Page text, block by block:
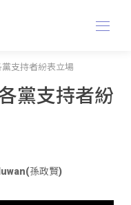
支持者紛表立場
黨支持者紛
孫政賢)